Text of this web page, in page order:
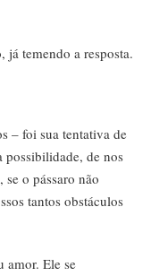
temendo a resposta.
– foi sua tentativa de
possibilidade, de nos
o pássaro não
tantos obstáculos
amor. Ele se